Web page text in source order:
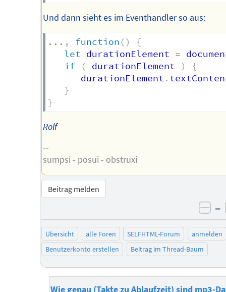
Und dann sieht es im Eventhandler so aus:
... , function ()
{
let durationElement =
if
( durationElement )
{
      durationElement
.
}
}
Rolf
--
sumpsi - posui - obstruxi
Beitrag melden
–
Übersicht alle Foren SELFHTML-Forum
anmelden
Benutzerkonto erstellen
Beitrag im Thread-Baum
Wie genau (Takte zu Ablaufzeit) sind mp3-